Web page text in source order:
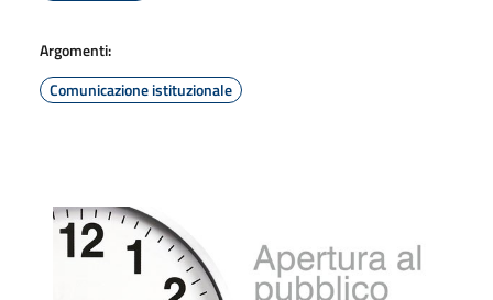
Argomenti:
Comunicazione istituzionale